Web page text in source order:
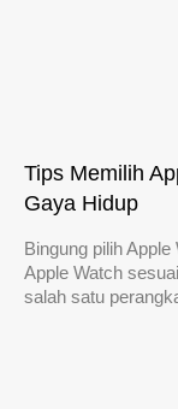
Tips Memilih
Gaya Hidup
Bingung pilih
Apple Watch
salah satu